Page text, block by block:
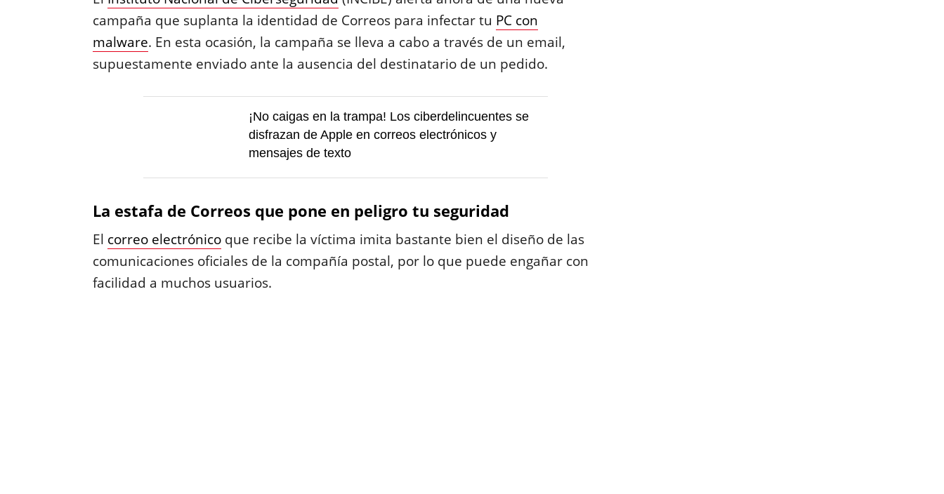
campaña que suplanta la identidad de Correos para infectar tu PC con
malware. En esta ocasión, la campaña se lleva a cabo a través de un email,
supuestamente enviado ante la ausencia del destinatario de un pedido.
¡No caigas en la trampa! Los ciberdelincuentes se
disfrazan de Apple en correos electrónicos y
mensajes de texto
La estafa de Correos que pone en peligro tu seguridad
El correo electrónicoque recibe la víctima imita bastante bien el diseño de las
comunicaciones oficiales de la compañía postal, por lo que puede engañar con
facilidad a muchos usuarios.